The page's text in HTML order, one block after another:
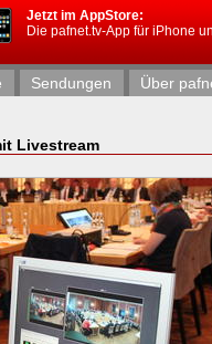
Jetzt im AppStore:
Die pafnet.tv-App für iPhone
Sendungen Über
Livestream